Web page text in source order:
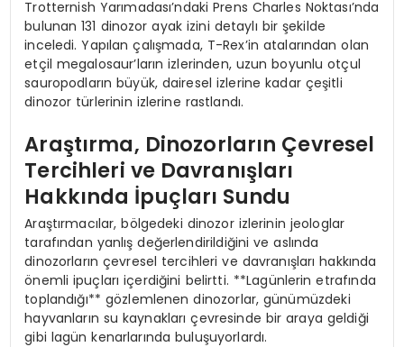
Trotternish Yarımadası’ndaki Prens Charles Noktası’nda
bulunan 131 dinozor ayak izini detaylı bir şekilde
inceledi. Yapılan çalışmada, T-Rex’in atalarından olan
etçil megalosaur’ların izlerinden, uzun boyunlu otçul
sauropodların büyük, dairesel izlerine kadar çeşitli
dinozor türlerinin izlerine rastlandı.
Araştırma, Dinozorların Çevresel
Tercihleri ve Davranışları
Hakkında İpuçları Sundu
Araştırmacılar, bölgedeki dinozor izlerinin jeologlar
tarafından yanlış değerlendirildiğini ve aslında
dinozorların çevresel tercihleri ve davranışları hakkında
önemli ipuçları içerdiğini belirtti. **Lagünlerin etrafında
toplandığı** gözlemlenen dinozorlar, günümüzdeki
hayvanların su kaynakları çevresinde bir araya geldiği
gibi lagün kenarlarında buluşuyorlardı.